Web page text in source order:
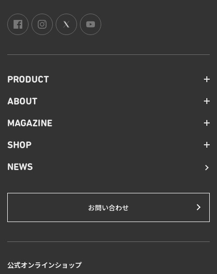
PRODUCT
ABOUT
MAGAZINE
SHOP
NEWS
お問い合わせ
公式オンラインショップ